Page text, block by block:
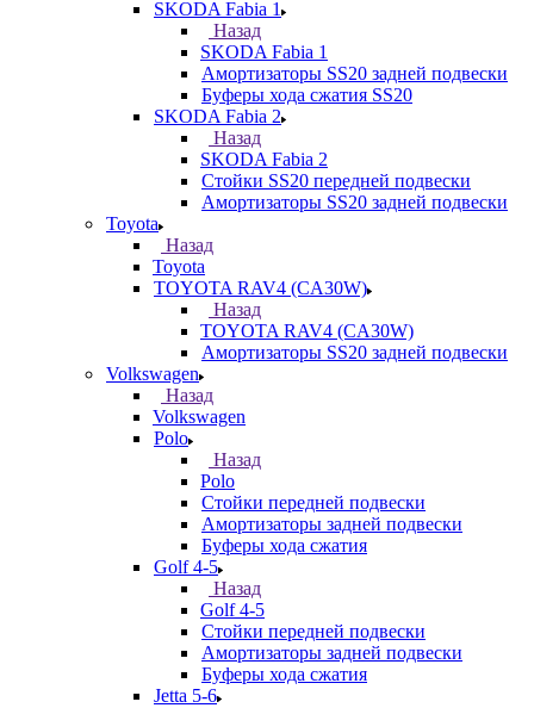
SKODA Fabia 1
Назад
SKODA Fabia 1
Амортизаторы SS20 задней подвески
Буферы хода сжатия SS20
SKODA Fabia 2
Назад
SKODA Fabia 2
Стойки SS20 передней подвески
Амортизаторы SS20 задней подвески
Toyota
Назад
Toyota
TOYOTA RAV4 (CA30W)
Назад
TOYOTA RAV4 (CA30W)
Амортизаторы SS20 задней подвески
Volkswagen
Назад
Volkswagen
Polo
Назад
Polo
Стойки передней подвески
Амортизаторы задней подвески
Буферы хода сжатия
Golf 4-5
Назад
Golf 4-5
Стойки передней подвески
Амортизаторы задней подвески
Буферы хода сжатия
Jetta 5-6